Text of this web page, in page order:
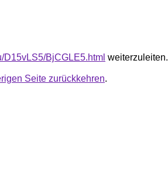
D15vLS5/BjCGLE5.html weiterzuleiten.
Seite zurückkehren.